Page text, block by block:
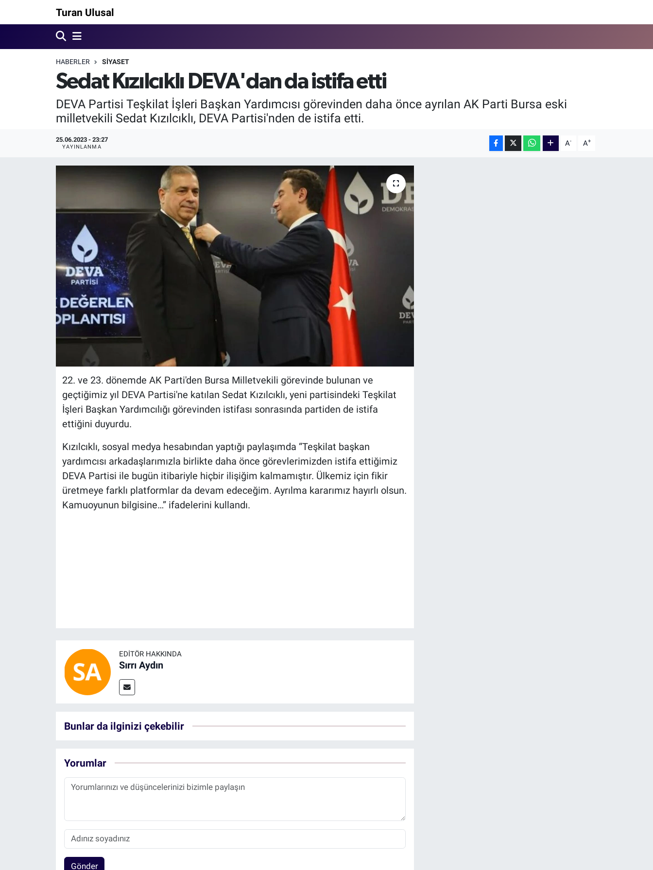
Turan Ulusal
HABERLER SİYASET
Sedat Kızılcıklı DEVA'dan da istifa etti
DEVA Partisi Teşkilat İşleri Başkan Yardımcısı görevinden daha önce ayrılan AK Parti Bursa eski
milletvekili Sedat Kızılcıklı, DEVA Partisi'nden de istifa etti.
25.06.2023 - 23:27
YAYINLANMA A- A+
22. ve 23. dönemde AK Parti'den Bursa Milletvekili görevinde bulunan ve
geçtiğimiz yıl DEVA Partisi'ne katılan Sedat Kızılcıklı, yeni partisindeki Teşkilat
İşleri Başkan Yardımcılığı görevinden istifası sonrasında partiden de istifa
ettiğini duyurdu.
Kızılcıklı, sosyal medya hesabından yaptığı paylaşımda “Teşkilat başkan
yardımcısı arkadaşlarımızla birlikte daha önce görevlerimizden istifa ettiğimiz
DEVA Partisi ile bugün itibariyle hiçbir ilişiğim kalmamıştır. Ülkemiz için fikir
üretmeye farklı platformlar da devam edeceğim. Ayrılma kararımız hayırlı olsun.
Kamuoyunun bilgisine…” ifadelerini kullandı.
EDITÖR HAKKINDA
Sırrı Aydın
Bunlar da ilginizi çekebilir
Yorumlar
Gönder